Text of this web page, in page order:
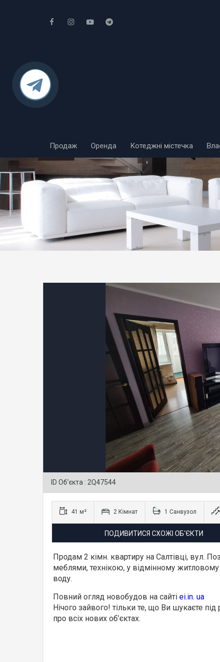
Продаж Оренда Котеджні містечка
ID Об'єкта : 2Q47544
41 м² 2 Кімнат 1 Санвузол
ПОДИВИТИСЯ СХОЖІ ОБ'ЄКТИ
Продам 2 кімн. квартиру на Салтівці, вул.
меблями, технікою, у відмінному житловому
воду.
Повний огляд новобудов на сайті ei.in. ua
Нічого зайвого! тільки те, що Ви шукаєте
про всіх нових об’єктах.